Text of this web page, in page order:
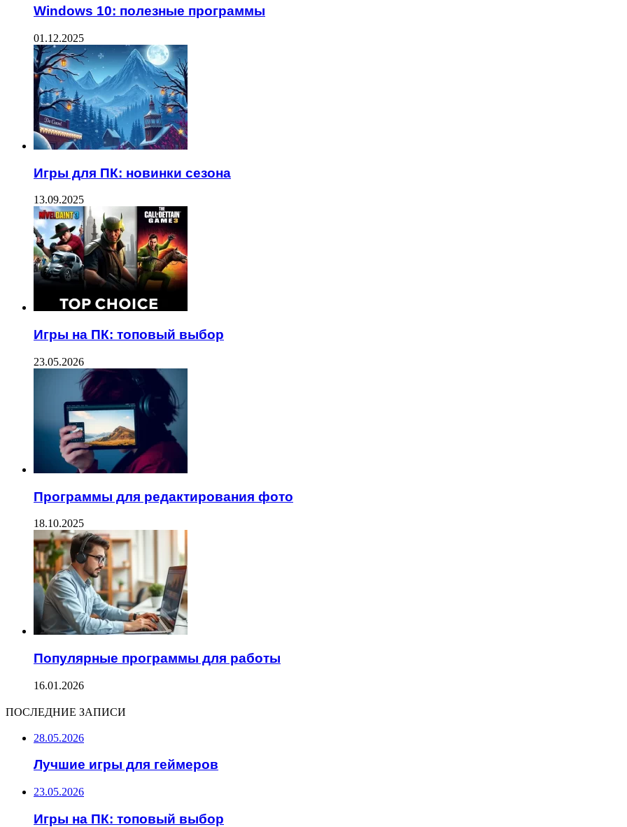
Windows 10: полезные программы
01.12.2025
Игры для ПК: новинки сезона
13.09.2025
Игры на ПК: топовый выбор
23.05.2026
Программы для редактирования фото
18.10.2025
Популярные программы для работы
16.01.2026
ПОСЛЕДНИЕ ЗАПИСИ
28.05.2026
Лучшие игры для геймеров
23.05.2026
Игры на ПК: топовый выбор